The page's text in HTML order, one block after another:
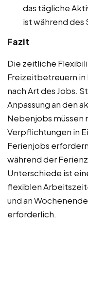
das tägliche
ist während des
Fazit
Die zeitliche
Freizeitbetreuern in
nach Art des Jobs.
Anpassung an den
Nebenjobs
Verpflichtungen in
Ferienjobs
während der
Unterschiede ist
flexiblen
und an
erforderlich.